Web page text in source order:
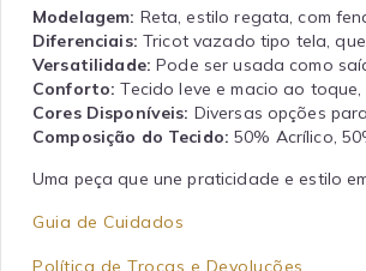
Modelagem: Reta, estilo regata, com
Diferenciais: Tricot vazado tipo tela,
Versatilidade: Pode ser usada como
Conforto: Tecido leve e macio ao
Cores Disponíveis: Diversas opções
Composição do Tecido: 50% Acrílico,
Uma peça que une praticidade e estilo
Guia de Cuidados
Política de Trocas e Devoluções